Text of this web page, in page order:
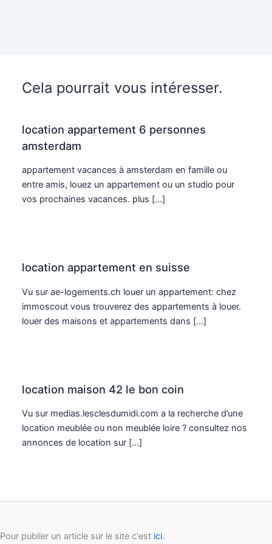
Cela pourrait vous intéresser.
location appartement 6 personnes
amsterdam
appartement vacances à amsterdam en famille ou
entre amis, louez un appartement ou un studio pour
vos prochaines vacances. plus […]
location appartement en suisse
Vu sur ae-logements.ch louer un appartement: chez
immoscout vous trouverez des appartements à louer.
louer des maisons et appartements dans […]
location maison 42 le bon coin
Vu sur medias.lesclesdumidi.com a la recherche d’une
location meublée ou non meublée loire ? consultez nos
annonces de location sur […]
Pour publier un article sur le site c'est ici.